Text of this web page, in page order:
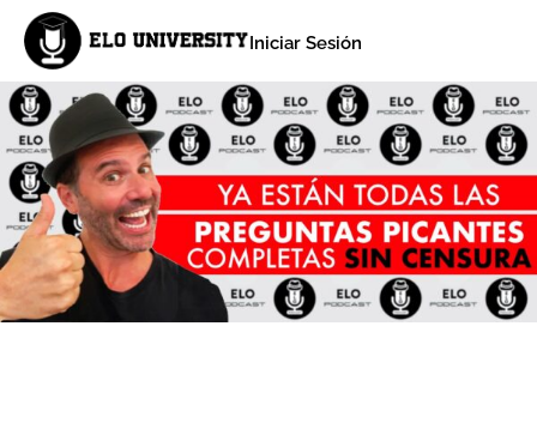
Iniciar Sesión